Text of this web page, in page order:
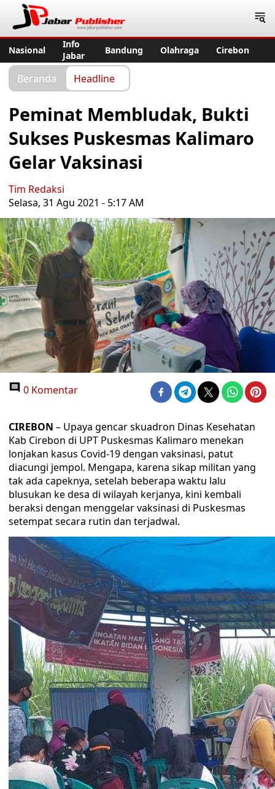
Nasional
Info
Jabar
Bandung Olahraga Cirebon
Beranda Headline
Peminat Membludak, Bukti
Sukses Puskesmas Kalimaro
Gelar Vaksinasi
Tim Redaksi
Selasa, 31 Agu 2021 - 5:17 AM
0 Komentar
CIREBON – Upaya gencar skuadron Dinas Kesehatan
Kab Cirebon di UPT Puskesmas Kalimaro menekan
lonjakan kasus Covid-19 dengan vaksinasi, patut
diacungi jempol. Mengapa, karena sikap militan yang
tak ada capeknya, setelah beberapa waktu lalu
blusukan ke desa di wilayah kerjanya, kini kembali
beraksi dengan menggelar vaksinasi di Puskesmas
setempat secara rutin dan terjadwal.